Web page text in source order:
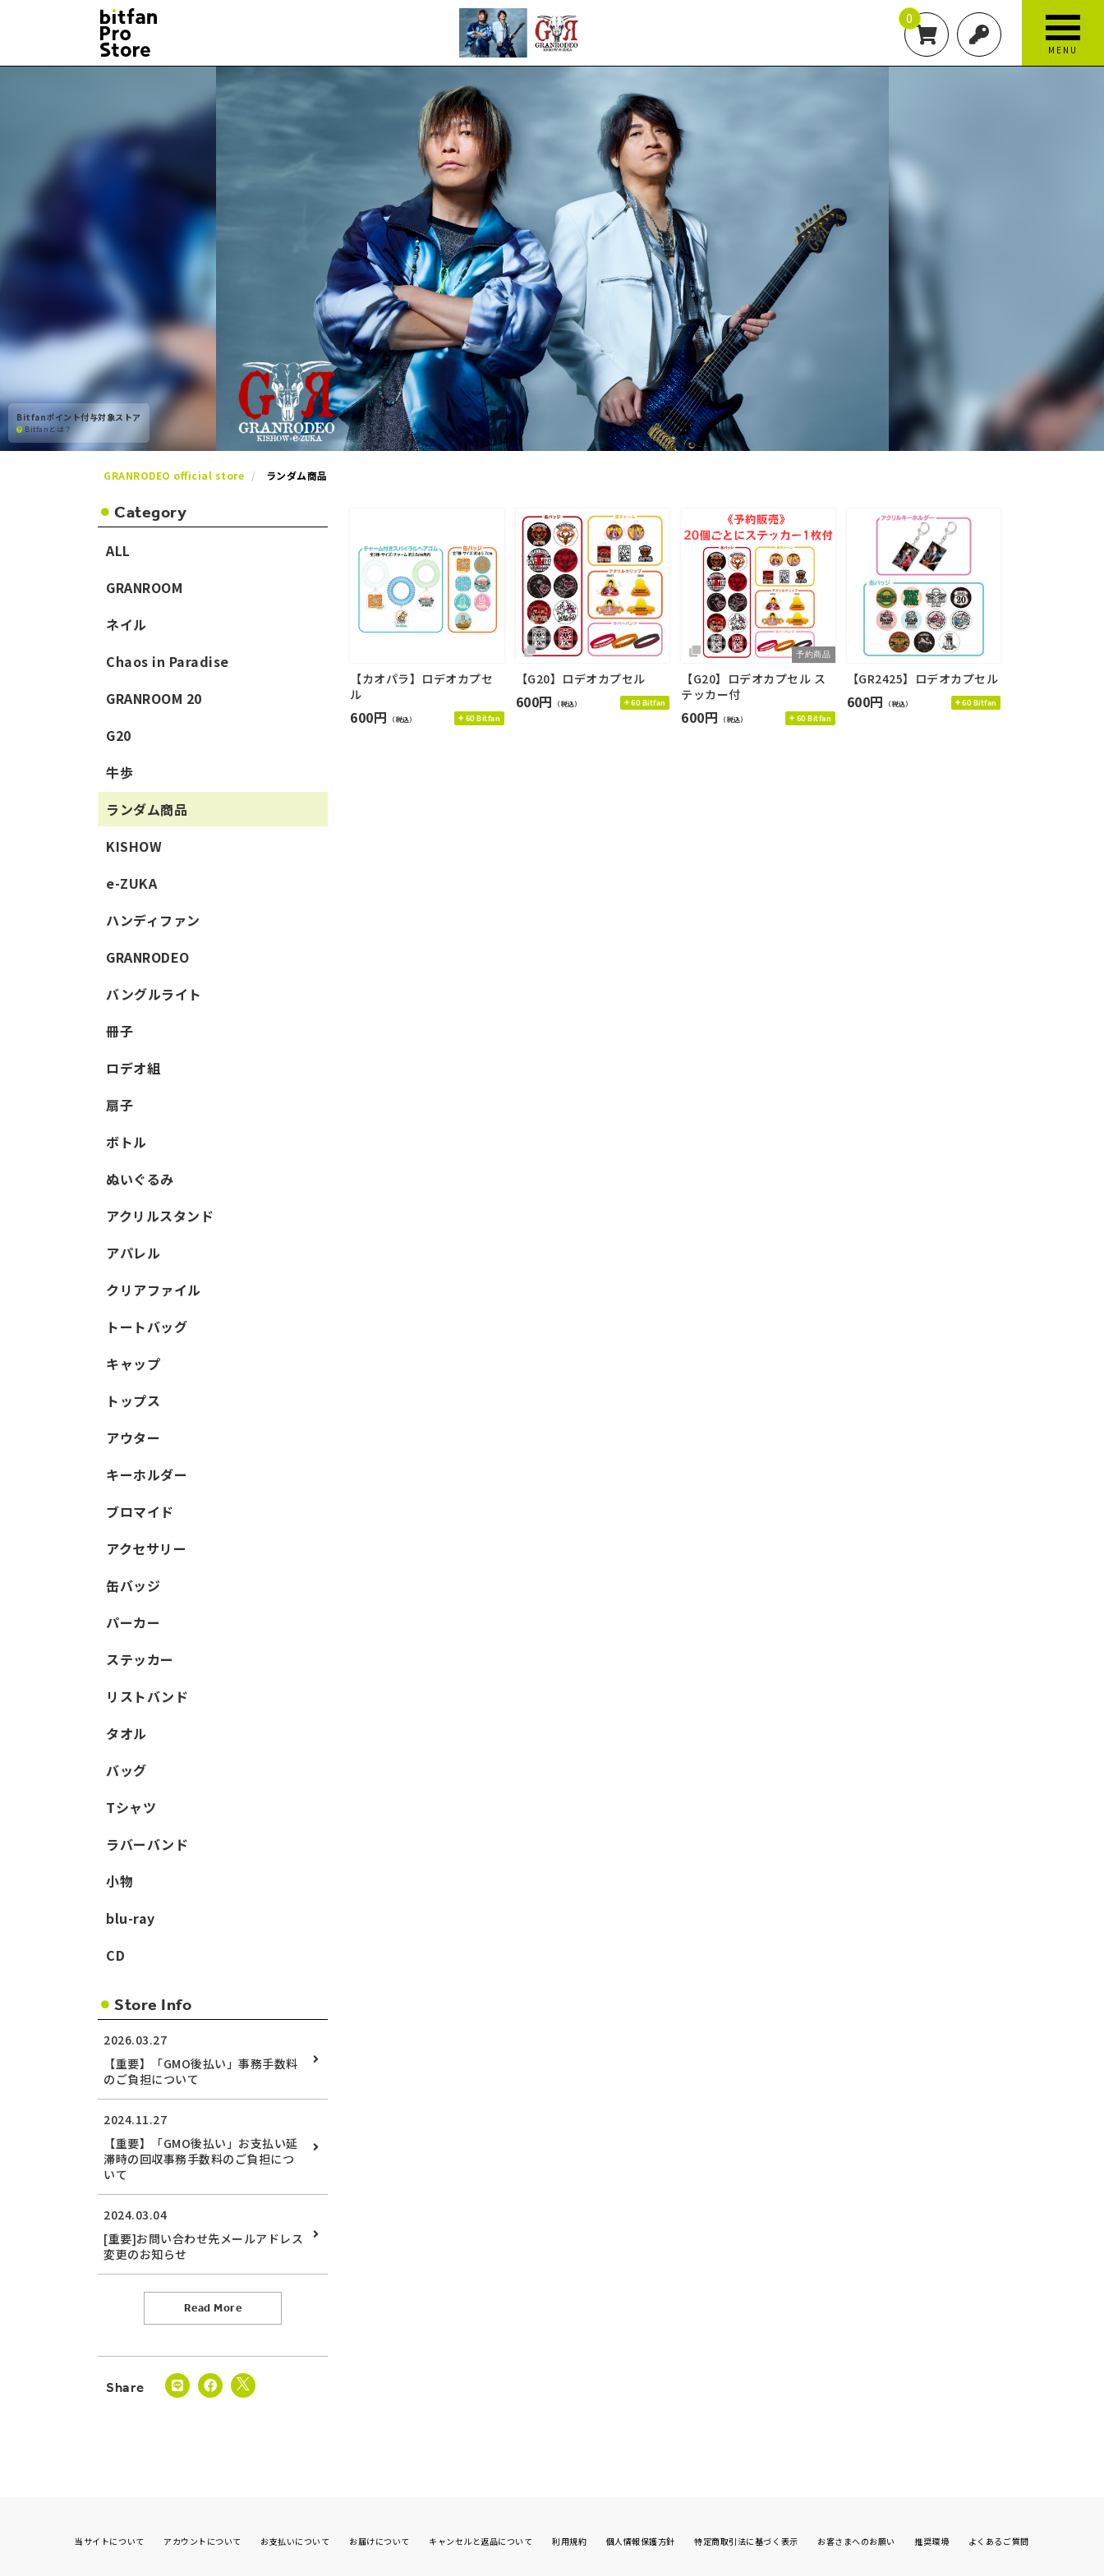
0
MENU
Bitfanポイント付与対象ストア
Bitfanとは？
GRANRODEO official store ランダム商品
【カオパラ】ロデオカプセ
ル
600円 （税込） 60 Bitfan
【G20】ロデオカプセル
600円 （税込） 60 Bitfan
予約商品
【G20】ロデオカプセル ス
テッカー付
600円 （税込） 60 Bitfan
【GR2425】ロデオカプセル
600円 （税込） 60 Bitfan
Category
ALL
GRANROOM
ネイル
Chaos in Paradise
GRANROOM 20
G20
牛歩
ランダム商品
KISHOW
e-ZUKA
ハンディファン
GRANRODEO
バングルライト
冊子
ロデオ組
扇子
ボトル
ぬいぐるみ
アクリルスタンド
アパレル
クリアファイル
トートバッグ
キャップ
トップス
アウター
キーホルダー
ブロマイド
アクセサリー
缶バッジ
パーカー
ステッカー
リストバンド
タオル
バッグ
Tシャツ
ラバーバンド
小物
blu-ray
CD
Store Info
2026.03.27
【重要】「GMO後払い」事務手数料
のご負担について
2024.11.27
【重要】「GMO後払い」お支払い延
滞時の回収事務手数料のご負担につ
いて
2024.03.04
[重要]お問い合わせ先メールアドレス
変更のお知らせ
Read More
当サイトについて アカウントについて お支払いについて お届けについて キャンセルと返品について 利用規約 個人情報保護方針 特定商取引法に基づく表示 お客さまへのお願い 推奨環境 よくあるご質問